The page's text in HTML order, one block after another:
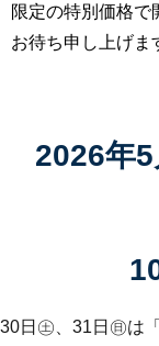
限定の特別価格で
お待ち申し上げま
2026年
30日㊏、31日㊐は